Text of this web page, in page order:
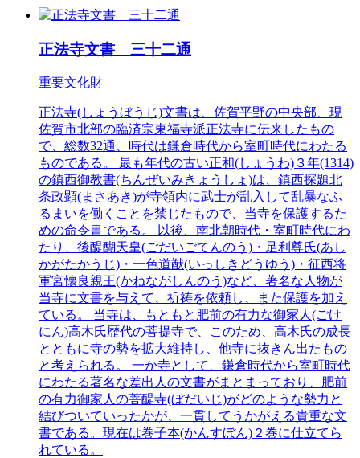
正法寺文書 三十二通
重要文化財
正法寺(しょうぼうじ)文書は、佐賀平野の中央部、現
佐賀市北部の臨済宗東福寺派正法寺に伝来したもの
で、総数32通、時代は鎌倉時代から室町時代にわたる
ものである。 最も年代の古い正和(しょうわ)３年(1314)
の鎮西御教書(ちんぜいみきょうしょ)は、鎮西探題北
条政顕(まさあき)が寺領内に武士が乱入して乱暴なふ
るまいを働くことを禁じたもので、当寺を保護するた
めの命令書である。 以後、南北朝時代・室町時代にわ
たり、後醍醐天皇(ごだいごてんのう)・足利尊氏(あし
かがたかうじ)・一色道猷(いっしきどうゆう)・征西将
軍宮懐良親王(かねながしんのう)など、著名な人物が
当寺に文書を与えて、祈祷を依頼し、また保護を加え
ている。 当寺は、もともと肥前の有力な御家人(ごけ
にん)高木氏歴代の菩提寺で、このため、高木氏の成長
とともに寺の勢を拡大維持し、他寺に抜きん出たもの
と考えられる。 一か寺として、鎌倉時代から室町時代
にわたる著名な差出人の文書がまとまっており、肥前
の有力御家人の菩醍寺(ぼだいじ)がどのような勢力と
結びついていったかが、一貫してうかがえる貴重な文
書である。現在は巻子本(かんすぼん)２巻に仕立てら
れている。